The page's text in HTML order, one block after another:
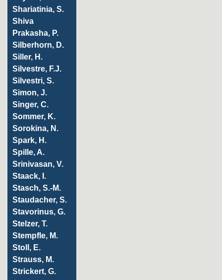
Shariatinia, S.
Shiva
Prakasha, P.
Silberhorn, D.
Siller, H.
Silvestre, F.J.
Silvestri, S.
Simon, J.
Singer, C.
Sommer, K.
Sorokina, N.
Spark, H.
Spille, A.
Srinivasan, V.
Staack, I.
Stasch, S.-M.
Staudacher, S.
Stavorinus, G.
Stelzer, T.
Stempfle, M.
Stoll, E.
Strauss, M.
Strickert, G.